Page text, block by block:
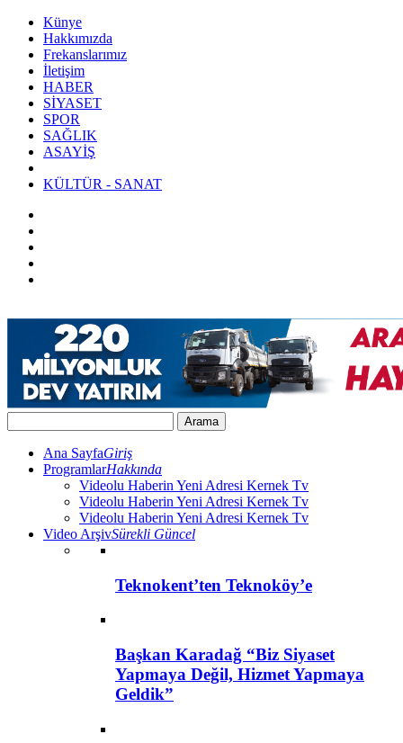
Künye
Hakkımızda
Frekanslarımız
İletişim
HABER
SİYASET
SPOR
SAĞLIK
ASAYİŞ
KÜLTÜR - SANAT
Ana SayfaGiriş
ProgramlarHakkında
Videolu Haberin Yeni Adresi Kernek Tv
Videolu Haberin Yeni Adresi Kernek Tv
Videolu Haberin Yeni Adresi Kernek Tv
Video ArşivSürekli Güncel
Teknokent’ten Teknoköy’e
Başkan Karadağ “Biz Siyaset
Yapmaya Değil, Hizmet Yapmaya
Geldik”